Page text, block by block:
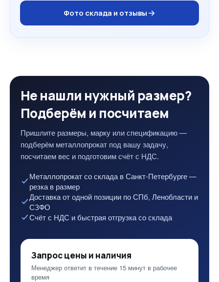
Фото склада и отзывы
Не нашли нужный размер?
Подберём и посчитаем
Пришлите размеры, марку или спецификацию —
подберём металлопрокат под вашу задачу,
посчитаем вес и подготовим счёт с НДС.
Металлопрокат со склада в Санкт-Петербурге —
резка в размер
Доставка от одной позиции по СПб, Ленобласти и
СЗФО
Счёт с НДС и быстрая отгрузка со склада
Запрос цены и наличия
Менеджер ответит в течение 15 минут в рабочее
время